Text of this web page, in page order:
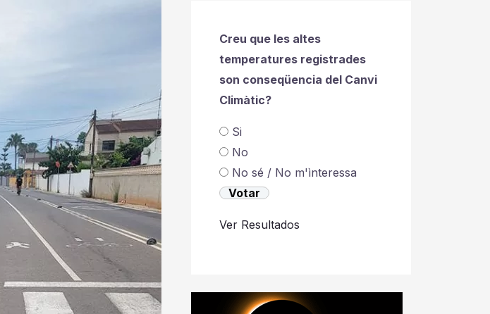
Creu que les altes
temperatures registrades
son conseqüencia del Canvi
Climàtic?
Si
No
No sé / No m'ìnteressa
Ver Resultados